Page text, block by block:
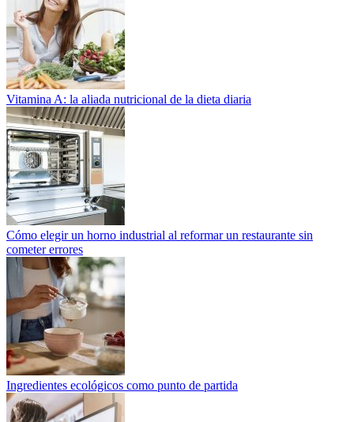
Vitamina A: la aliada nutricional de la dieta diaria
Cómo elegir un horno industrial al reformar un restaurante sin
cometer errores
Ingredientes ecológicos como punto de partida